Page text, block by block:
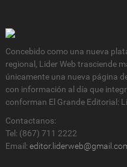
Concebido como una nueva
regional, Lider Web trasciende
únicamente una nueva página
con información al día que
conforman El Grande Editorial:
Contactanos:
Tel: (867) 711 2222
Email: